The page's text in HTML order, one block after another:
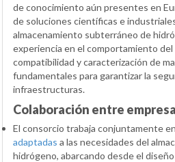
de conocimiento aún presentes en
de soluciones científicas e
almacenamiento subterráneo de
experiencia en el comportamiento del
compatibilidad y caracterización de
fundamentales para garantizar la
infraestructuras.
Colaboración entre
El consorcio trabaja conjuntamente
adaptadas a las necesidades del
hidrógeno, abarcando desde el